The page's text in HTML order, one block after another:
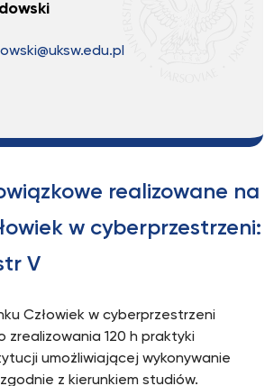
realizowane na
w cyberprzestrzeni:
V
Człowiek w cyberprzestrzeni
zrealizowania 120 h praktyki
umożliwiającej wykonywanie
z kierunkiem studiów.